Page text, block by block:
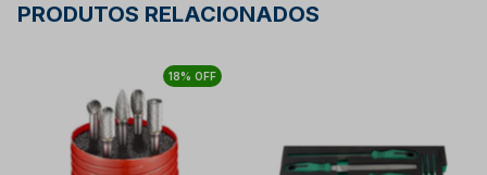
PRODUTOS RELACIONADOS
18% OFF